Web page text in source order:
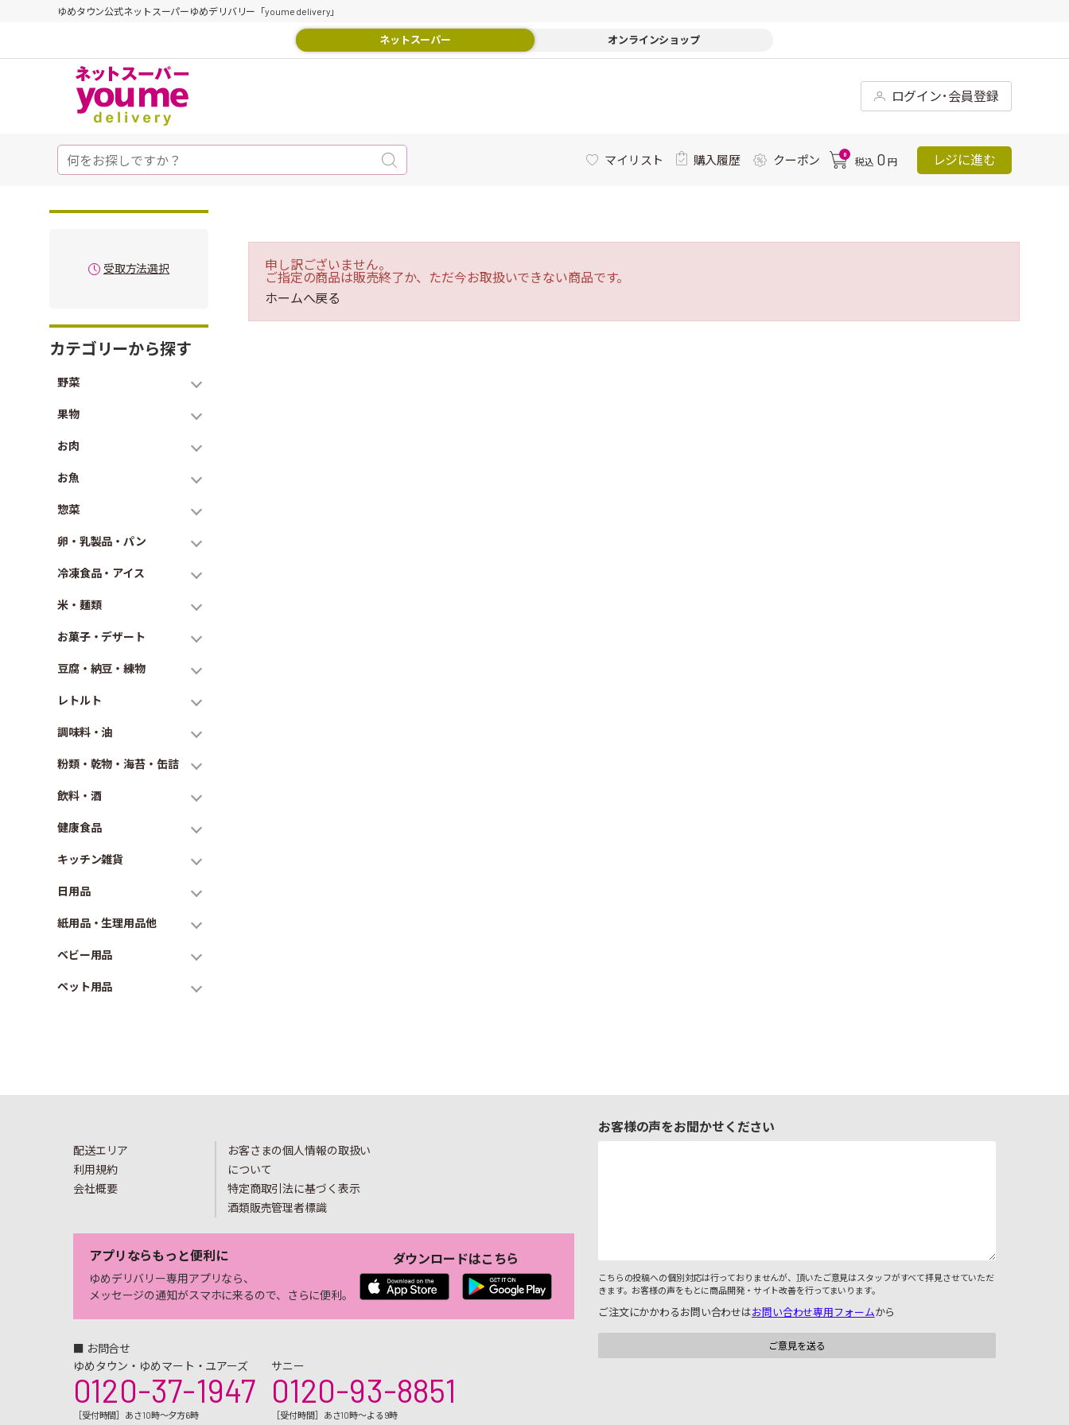
ゆめタウン公式ネットスーパーゆめデリバリー「youme delivery」
ネットスーパー オンラインショップ
ログイン･会員登録
マイリスト 購入履歴 クーポン 0
税込 0 円 レジに進む
受取方法選択
カテゴリーから探す
野菜
果物
お肉
お魚
惣菜
卵・乳製品・パン
冷凍食品・アイス
米・麺類
お菓子・デザート
豆腐・納豆・練物
レトルト
調味料・油
粉類・乾物・海苔・缶詰
飲料・酒
健康食品
キッチン雑貨
日用品
紙用品・生理用品他
ベビー用品
ペット用品
申し訳ございません。
ご指定の商品は販売終了か、ただ今お取扱いできない商品です。
ホームへ戻る
配送エリア
利用規約
会社概要
お客さまの個人情報の取扱い
について
特定商取引法に基づく表示
酒類販売管理者標識
アプリならもっと便利に
ゆめデリバリー専用アプリなら、
メッセージの通知がスマホに来るので、さらに便利。
ダウンロードはこちら
■ お問合せ
ゆめタウン・ゆめマート・ユアーズ
0120-37-1947
［受付時間］あさ10時～夕方6時
サニー
0120-93-8851
［受付時間］あさ10時～よる9時
お客様の声をお聞かせください
こちらの投稿への個別対応は行っておりませんが、頂いたご意見はスタッフがすべて拝見させていただ
きます。お客様の声をもとに商品開発・サイト改善を行ってまいります。
ご注文にかかわるお問い合わせはお問い合わせ専用フォームから